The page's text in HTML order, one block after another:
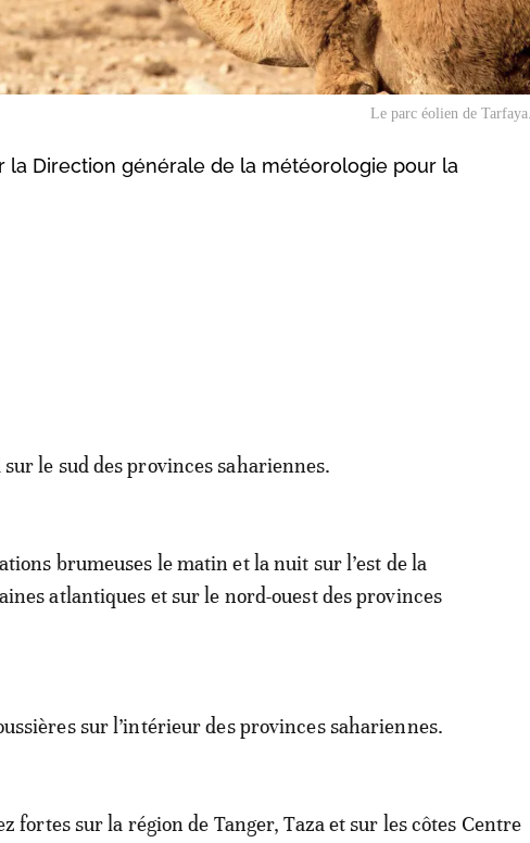
Le parc éolien de Tarfaya.
Direction générale de la météorologie pour la
sur le sud des provinces sahariennes.
brumeuses le matin et la nuit sur l’est de la
atlantiques et sur le nord-ouest des provinces
sur l’intérieur des provinces sahariennes.
fortes sur la région de Tanger, Taza et sur les côtes Centre